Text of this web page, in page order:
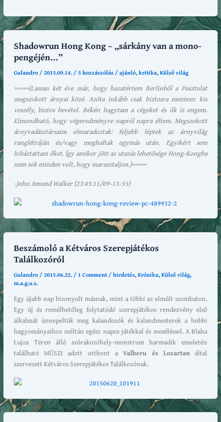
Shadowrun Hong Kong – „sárkány van a mono-
pengéjén…”
Gulandro /2015.09.14. /5 hozzászólás /ajánló,kritika,Külső világ
>>>>>(Lassan két éve már, hogy hazatértem Berlinből a Pusztulat
megszokott árnyai közé. Azóta inkább csak biztosra mentem: kis
veszély, biztos bevétel. Békén hagytam a cégeket és ők is engem.
Elmondható, hogy végeredményre napról napra éltem. Megszokott
árnyvadásztársaim elmaradoztak: feljebb léptek az árnyvilág
ranglétráján és/vagy meghaltak egymás után. Egyikért sem
hibáztattam őket. Így amikor jött az utazás lehetősége Hong-Kongba
nem sok minden volt, hogy marasztaljon.)<<<<<
-John Amund Walker (23:45:11/09-13-55)
Beszámoló a Kétváros Szerepjátékos
Találkozóról
Gulandro /2015.06.22. / 1 Comment /hirdetés,Krónika,Külső világ,
m.a.g.u.s.
Egy újabb nap bizonyult másnak, mint a többi az elmúlt szombaton.
Egy új és remélhetőleg folytatódó szerepjátékos rendezvény első
alkalmát ünnepeltük meg kalandozók és kalandmesterek a hobbi
hagyományaihoz méltán egész napos játékkal és meséléssel. A Blaha
Lujza Téren álló szórakozóhely-monstrum harmadik emeletén
található MÜSZI adott otthont aValheru és Lozartanáltal
szervezett Kétváros Szerepjátékos Találkozónak.